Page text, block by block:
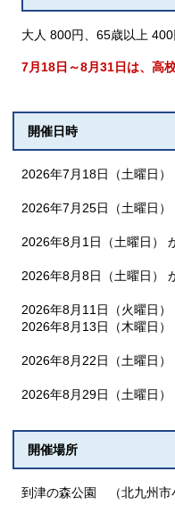
大人 800円、65歳以上 400
7月18日～8月31日は、高
開催日時
2026年7月18日（土曜日）
2026年7月25日（土曜日）
2026年8月1日（土曜日）
2026年8月8日（土曜日）
2026年8月11日（火曜日）
2026年8月13日（木曜日）
2026年8月22日（土曜日）
2026年8月29日（土曜日）
開催場所
到津の森公園 （北九州市